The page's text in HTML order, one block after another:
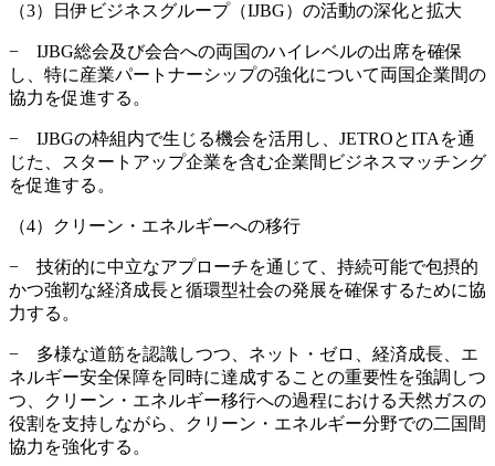
（3）日伊ビジネスグループ（IJBG）の活動の深化と拡大
− IJBG総会及び会合への両国のハイレベルの出席を確保
し、特に産業パートナーシップの強化について両国企業間の
協力を促進する。
− IJBGの枠組内で生じる機会を活用し、JETROとITAを通
じた、スタートアップ企業を含む企業間ビジネスマッチング
を促進する。
（4）クリーン・エネルギーへの移行
− 技術的に中立なアプローチを通じて、持続可能で包摂的
かつ強靭な経済成長と循環型社会の発展を確保するために協
力する。
− 多様な道筋を認識しつつ、ネット・ゼロ、経済成長、エ
ネルギー安全保障を同時に達成することの重要性を強調しつ
つ、クリーン・エネルギー移行への過程における天然ガスの
役割を支持しながら、クリーン・エネルギー分野での二国間
協力を強化する。